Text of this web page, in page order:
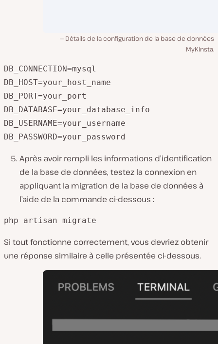
Détails de la configuration de la base de données
MyKinsta.
DB_CONNECTION=mysql
DB_HOST=your_host_name
DB_PORT=your_port
DB_DATABASE=your_database_info
DB_USERNAME=your_username
DB_PASSWORD=your_password
Après avoir rempli les informations d’identification
de la base de données, testez la connexion en
appliquant la migration de la base de données à
l’aide de la commande ci-dessous :
php artisan migrate
Si tout fonctionne correctement, vous devriez obtenir
une réponse similaire à celle présentée ci-dessous.